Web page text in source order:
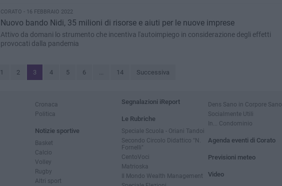
CORATO - 16 FEBBRAIO 2022
Nuovo bando Nidi, 35 milioni di risorse e aiuti per le nuove imprese
Attivo da domani lo strumento che incentiva l'autoimpiego in considerazione degli effetti
provocati dalla pandemia
1 2 3 4 5 6 ... 14 Successiva
Cronaca
Politica
Notizie sportive
Basket
Calcio
Volley
Rugby
Altri sport
Segnalazioni iReport
Le Rubriche
Speciale Scuola - Oriani Tandoi
Secondo Circolo Didattico "N.
Fornelli"
CentoVoci
Matrioska
Il Mondo Wealth Management
Dens Sano in Corpore Sano
Socialmente Utili
In... Condominio
Agenda eventi di Corato
Previsioni meteo
Video